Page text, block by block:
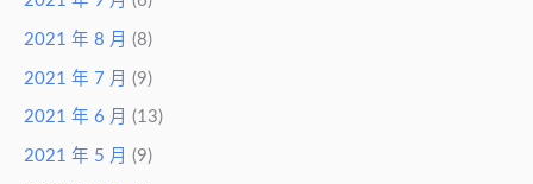
2021 年 8 月 (8)
2021 年 7 月 (9)
2021 年 6 月 (13)
2021 年 5 月 (9)